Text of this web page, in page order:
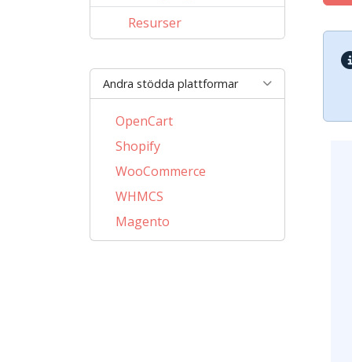
Resurser
Andra stödda plattformar
OpenCart
Shopify
WooCommerce
WHMCS
Magento
PrestaShop